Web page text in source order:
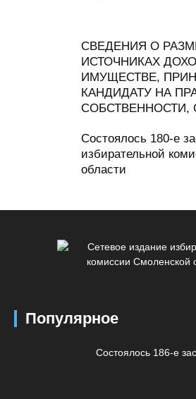
СВЕДЕНИЯ О
ИСТОЧНИКАХ
ИМУЩЕСТВЕ,
КАНДИДАТУ НА
СОБСТВЕННОСТИ,
Состоялось 180-е
избирательной
области
Популярное
Состоялось 186-е